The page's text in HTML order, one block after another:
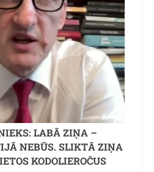
LABĀ ZIŅA –
NEBŪS. SLIKTĀ ZIŅA
KODOLIEROČUS